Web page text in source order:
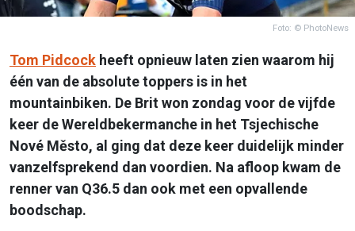
Foto: © PhotoNews
Tom Pidcock heeft opnieuw laten zien waarom hij
één van de absolute toppers is in het
mountainbiken. De Brit won zondag voor de vijfde
keer de Wereldbekermanche in het Tsjechische
Nové Město, al ging dat deze keer duidelijk minder
vanzelfsprekend dan voordien. Na afloop kwam de
renner van Q36.5 dan ook met een opvallende
boodschap.